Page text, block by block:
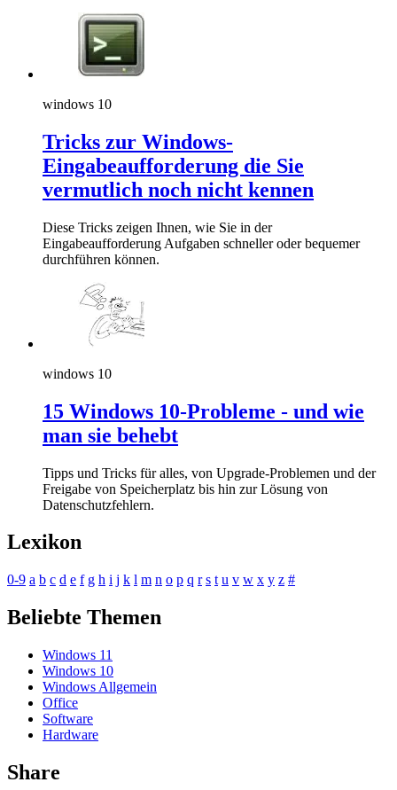
windows 10
Tricks zur Windows-
Eingabeaufforderung die Sie
vermutlich noch nicht kennen
Diese Tricks zeigen Ihnen, wie Sie in der
Eingabeaufforderung Aufgaben schneller oder bequemer
durchführen können.
windows 10
15 Windows 10-Probleme - und wie
man sie behebt
Tipps und Tricks für alles, von Upgrade-Problemen und der
Freigabe von Speicherplatz bis hin zur Lösung von
Datenschutzfehlern.
Lexikon
0-9 a b c d e f g h i j k l m n o p q r s t u v w x y z #
Beliebte Themen
Windows 11
Windows 10
Windows Allgemein
Office
Software
Hardware
Share